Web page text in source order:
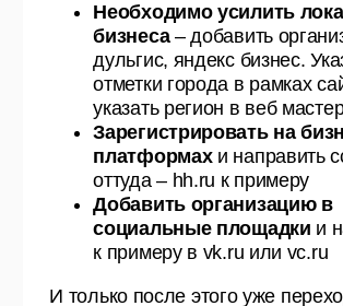
Необходимо усилить
бизнеса– добавить
дульгис, яндекс бизнес.
отметки города в рамках
указать регион в веб
Зарегистрировать на
платформахи направить
оттуда – hh.ru к примеру
Добавить организацию в
социальные площадки и
к примеру в vk.ru или vc.ru
И только после этого уже